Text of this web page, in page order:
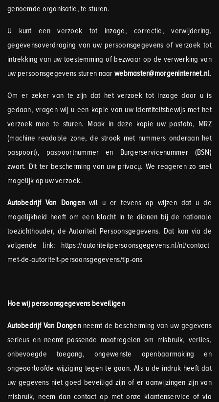
genoemde organisatie, te sturen.
U kunt een verzoek tot inzage, correctie, verwijdering,
gegevensoverdraging van uw persoonsgegevens of verzoek tot
intrekking van uw toestemming of bezwaar op de verwerking van
uw persoonsgegevens sturen naar webmaster@morgeninternet.nl.
Om er zeker van te zijn dat het verzoek tot inzage door u is
gedaan, vragen wij u een kopie van uw identiteitsbewijs met het
verzoek mee te sturen. Maak in deze kopie uw pasfoto, MRZ
(machine readable zone, de strook met nummers onderaan het
paspoort), paspoortnummer en Burgerservicenummer (BSN)
zwart. Dit ter bescherming van uw privacy. We reageren zo snel
mogelijk op uw verzoek.
Autobedrijf Van Dongen wil u er tevens op wijzen dat u de
mogelijkheid heeft om een klacht in te dienen bij de nationale
toezichthouder, de Autoriteit Persoonsgegevens. Dat kan via de
volgende link: https://autoriteitpersoonsgegevens.nl/nl/contact-
met-de-autoriteit-persoonsgegevens/tip-ons
Hoe wij persoonsgegevens beveiligen
Autobedrijf Van Dongen neemt de bescherming van uw gegevens
serieus en neemt passende maatregelen om misbruik, verlies,
onbevoegde toegang, ongewenste openbaarmaking en
ongeoorloofde wijziging tegen te gaan. Als u de indruk heeft dat
uw gegevens niet goed beveiligd zijn of er aanwijzingen zijn van
misbruik, neem dan contact op met onze klantenservice of via